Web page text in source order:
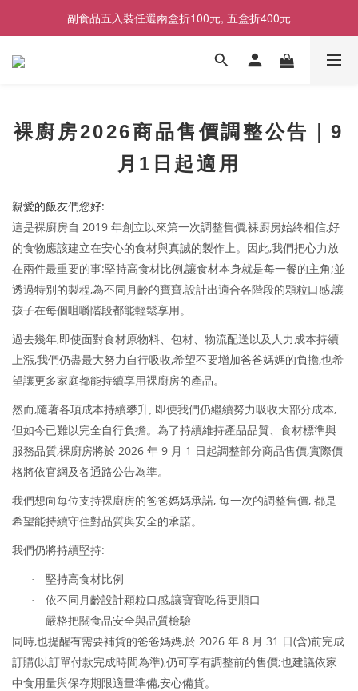
2026商品售價調整公告｜9月1日起適用
副食品五入裝任選兩盒折100元, 五盒折400元
2026商品售價調整公告｜9月1日起適用
裸廚房2026商品售價調整公告｜9
月1日起適用
親愛的飯友們您好:
這是裸廚房自 2019 年創立以來第一次調整售價,裸廚房始終相信,好
的食物應該建立在安心的食材與真誠的製作上。因此,我們把心力放
在兩件最重要的事:堅持高食材比例 ,讓食材本身就是每一餐的主角;並
透過特別的製程,為不同月齡的寶寶,設計出適合各階段的顆粒口感,讓
孩子在每個咀嚼階段都能輕鬆享用。
過去幾年,即使面對食材原物料、包材、物流配送以及人力成本持續
上漲,我們仍盡最大努力自行吸收,希望不要增加爸爸媽媽的負擔,也希
望讓更多家庭都能持續享用裸廚房的產品。
然而,隨著各項成本持續攀升, 即便我們仍繼續努力吸收大部分成本,
但如今已難以完全自行負擔。為了持續維持產品品質、食材標準與
服務品質,裸廚房將於 2026 年 9 月 1 日起調整部分商品售價,實際價
格將依官網及各通路公告為準。
我們想向每位支持裸廚房的爸爸媽媽承諾, 每一次的調整售價, 都是
希望能持續守住對品質與安全的承諾。
我們仍將持續堅持:
·
堅持高食材比例
·
依不同月齡設計顆粒口感,讓寶寶吃得更順口
·
嚴格把關食品安全與品質檢驗
同時,也提醒有需要補貨的爸爸媽媽,於 2026 年 8 月 31 日 (含)前完成
訂購(以訂單付款完成時間為準),仍可享有調整前的售價;也建議依家
中食用量與保存期限適量準備,安心備貨。